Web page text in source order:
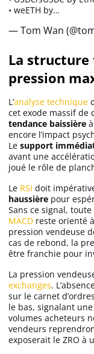
• weETH by…
— Tom Wan
La structure
pression
L’analyse technique
cet exode massif de
tendance baissière
encore l’impact
Le support
avant une
joué le rôle de
Le RSI doit
haussière pour
Sans ce signal,
MACD reste orienté
pression vendeuse
cas de rebond, la
être franchie pour
La pression
exchanges.
sur le carnet
le bas, signalant une
volumes acheteurs
vendeurs
exposerait le ZRO à